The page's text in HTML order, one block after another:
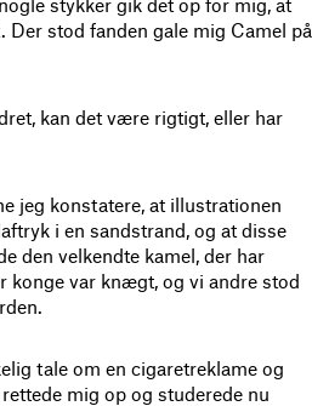
stykker gik det op for mig, at
Der stod fanden gale mig Camel på
kan det være rigtigt, eller har
jeg konstatere, at illustrationen
i en sandstrand, og at disse
den velkendte kamel, der har
konge var knægt, og vi andre stod
tale om en cigaretreklame og
mig op og studerede nu